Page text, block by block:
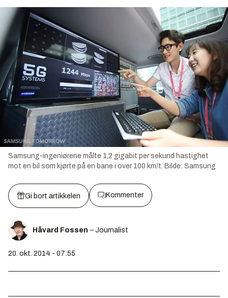
Samsung-ingeniørene målte 1,2 gigabit per sekund hastighet
mot en bil som kjørte på en bane i over 100 km/t. Bilde: Samsung
Gi bort artikkelen Kommenter
Håvard Fossen – Journalist
20. okt. 2014 - 07:55